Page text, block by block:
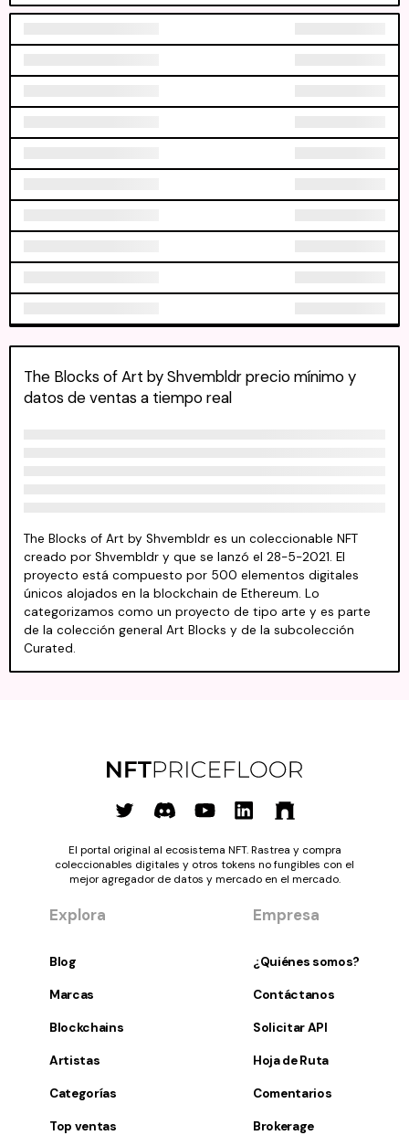
The Blocks of Art by Shvembldr precio mínimo y
datos de ventas a tiempo real
The Blocks of Art by Shvembldr es un coleccionable NFT
creado por Shvembldr y que se lanzó el 28-5-2021. El
proyecto está compuesto por 500 elementos digitales
únicos alojados en la blockchain de Ethereum. Lo
categorizamos como un proyecto de tipo arte y es parte
de la colección general Art Blocks y de la subcolección
Curated.
El portal original al ecosistema NFT. Rastrea y compra
coleccionables digitales y otros tokens no fungibles con el
mejor agregador de datos y mercado en el mercado.
Explora
Blog
Marcas
Blockchains
Artistas
Categorías
Top ventas
Empresa
¿Quiénes somos?
Contáctanos
Solicitar API
Hoja de Ruta
Comentarios
Brokerage